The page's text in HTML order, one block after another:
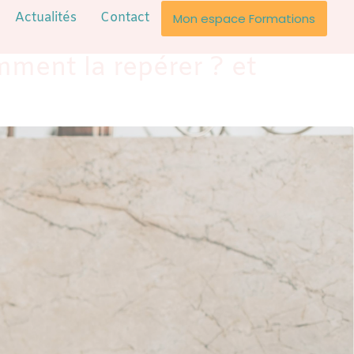
Actualités Contact Mon espace Formations